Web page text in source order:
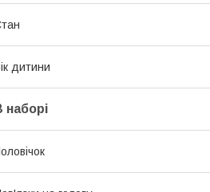
дитини
наборі